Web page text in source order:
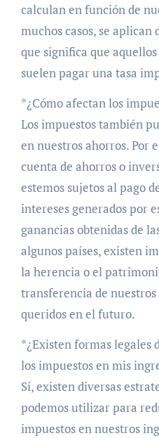
calculan en función de
muchos casos, se
que significa que
suelen pagar una tasa
*¿Cómo afectan los
Los impuestos también
en nuestros ahorros. Por
cuenta de ahorros o
estemos sujetos al pago
intereses generados por
ganancias obtenidas de
algunos países, existen
la herencia o el
transferencia de
queridos en el futuro.
*¿Existen formas legales
los impuestos en mis
Sí, existen diversas
podemos utilizar para
impuestos en nuestros